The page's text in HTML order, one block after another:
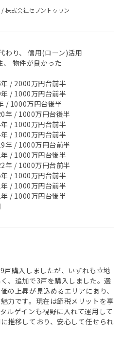
/株式会社セブントゥワン
わり、 信用(ローン)活用
、 物件が良かった
/ 2000万円台前半
/ 1000万円台前半
/ 1000万円台後半
年 / 1000万円台後半
/ 1000万円台前半
/ 1000万円台前半
年 / 1000万円台前半
/ 1000万円台後半
年 / 1000万円台前半
/ 1000万円台前半
/ 1000万円台前半
/ 1000万円台後半
戸購入しましたが、いずれも立地
、追加で3戸を購入しました。選
の上昇が見込めるエリアにあり、
力です。現在は節税メリットを享
ルゲインも視野に入れて運用して
推移しており、安心して任せられ